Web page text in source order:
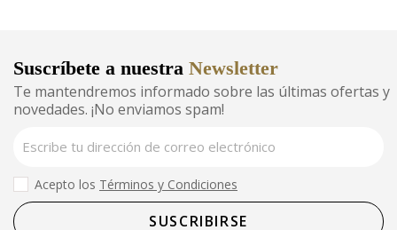
Suscríbete a nuestra Newsletter
Te mantendremos informado sobre las últimas ofertas y
novedades. ¡No enviamos spam!
Acepto los Términos y Condiciones